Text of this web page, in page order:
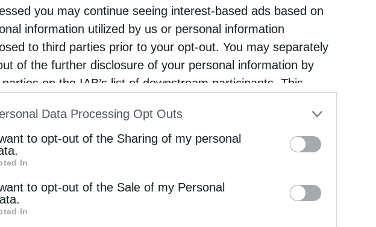
you may continue seeing interest-based ads based on
information utilized by us or personal information
to third parties prior to your opt-out. You may separately
of the further disclosure of your personal information by
on the IAB’s list of downstream participants. This
List of Downstream Participantsthat may further disclose it to
third parties.
Data Processing Opt Outs
to opt-out of the Sharing of my personal
In
to opt-out of the Sale of my Personal
In
δείχνει
σιωπής»
Η εορτή
σε